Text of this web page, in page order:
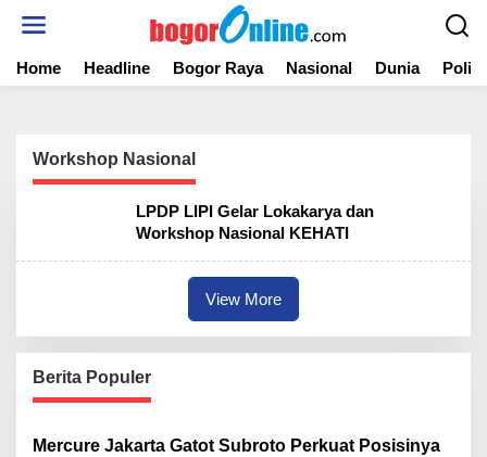
t
Home Headline Bogor Raya Nasional Dunia
Workshop Nasional
LPDP LIPI Gelar Lokakarya dan
Workshop Nasional KEHATI
View More
Berita Populer
Mercure Jakarta Gatot Subroto Perkuat Posisinya